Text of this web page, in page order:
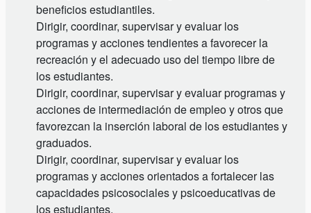
beneficios estudiantiles.
Dirigir, coordinar, supervisar y evaluar los
programas y acciones tendientes a favorecer la
recreación y el adecuado uso del tiempo libre de
los estudiantes.
Dirigir, coordinar, supervisar y evaluar programas y
acciones de intermediación de empleo y otros que
favorezcan la inserción laboral de los estudiantes y
graduados.
Dirigir, coordinar, supervisar y evaluar los
programas y acciones orientados a fortalecer las
capacidades psicosociales y psicoeducativas de
los estudiantes.